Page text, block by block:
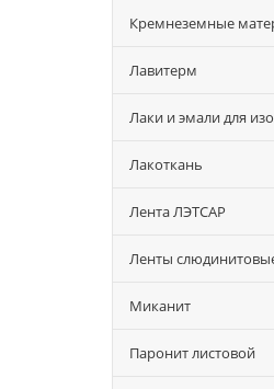
Кремнеземные
Лавитерм
Лаки и эмали для
Лакоткань
Лента ЛЭТСАР
Ленты
Миканит
Паронит листовой